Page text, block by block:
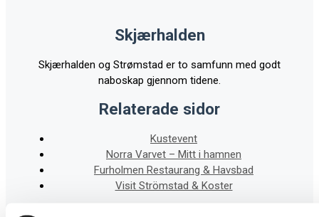
Skjærhalden
Skjærhalden og Strømstad er to samfunn med godt
naboskap gjennom tidene.
Relaterade sidor
Kustevent
Norra Varvet – Mitt i hamnen
Furholmen Restaurang & Havsbad
Visit Strömstad & Koster